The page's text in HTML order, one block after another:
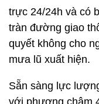
trực 24/24h và có
tràn đường giao
quyết không cho
mưa lũ xuất hiện.
Sẵn sàng lực
với phương châm